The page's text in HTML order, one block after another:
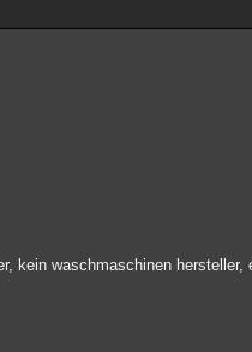
kein waschmaschinen